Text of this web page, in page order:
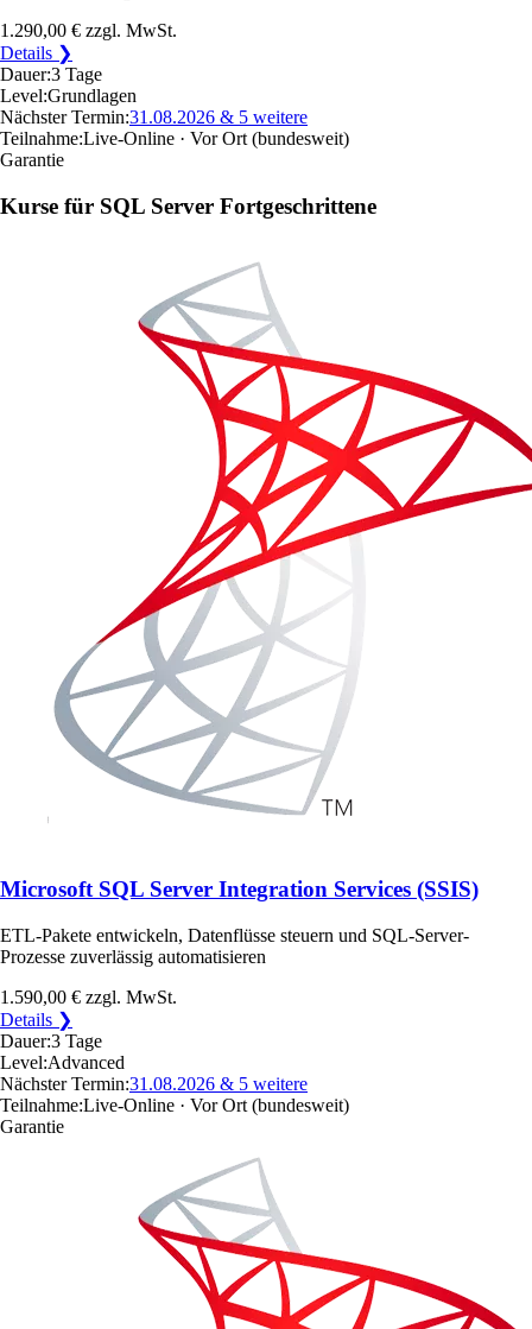
1.290,00 € zzgl. MwSt.
Details ❯
Dauer:3 Tage
Level:Grundlagen
Nächster Termin:31.08.2026 & 5 weitere
Teilnahme:Live-Online · Vor Ort (bundesweit)
Garantie
Kurse für SQL Server Fortgeschrittene
Microsoft SQL Server Integration Services (SSIS)
ETL-Pakete entwickeln, Datenflüsse steuern und SQL-Server-
Prozesse zuverlässig automatisieren
1.590,00 € zzgl. MwSt.
Details ❯
Dauer:3 Tage
Level:Advanced
Nächster Termin:31.08.2026 & 5 weitere
Teilnahme:Live-Online · Vor Ort (bundesweit)
Garantie